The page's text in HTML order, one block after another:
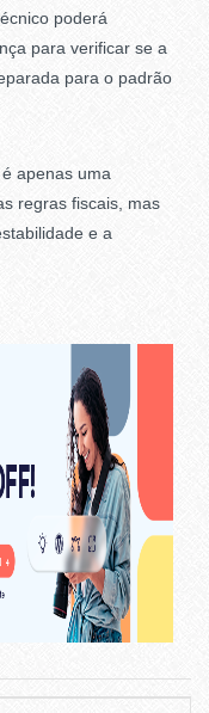
poderá
para verificar se a
para o padrão
apenas uma
regras fiscais, mas
e a